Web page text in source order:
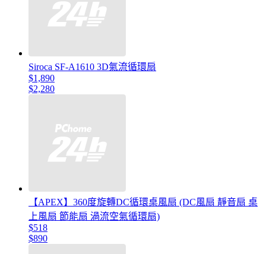
Siroca SF-A1610 3D氣流循環扇
$1,890
$2,280
【APEX】360度旋轉DC循環桌風扇 (DC風扇 靜音扇 桌
上風扇 節能扇 渦流空氣循環扇)
$518
$890